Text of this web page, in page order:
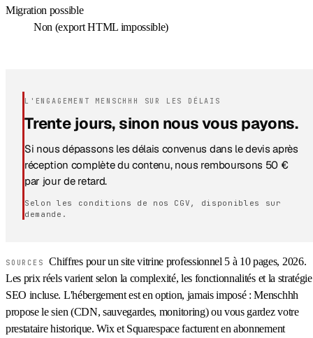
Migration possible
Non (export HTML impossible)
L'ENGAGEMENT MENSCHHH SUR LES DÉLAIS
Trente jours, sinon nous vous payons.
Si nous dépassons les délais convenus dans le devis après
réception complète du contenu, nous remboursons 50 €
par jour de retard.
Selon les conditions de nos CGV, disponibles sur
demande.
SOURCESChiffres pour un site vitrine professionnel 5 à 10 pages, 2026.
Les prix réels varient selon la complexité, les fonctionnalités et la stratégie
SEO incluse. L'hébergement est en option, jamais imposé : Menschhh
propose le sien (CDN, sauvegardes, monitoring) ou vous gardez votre
prestataire historique. Wix et Squarespace facturent en abonnement